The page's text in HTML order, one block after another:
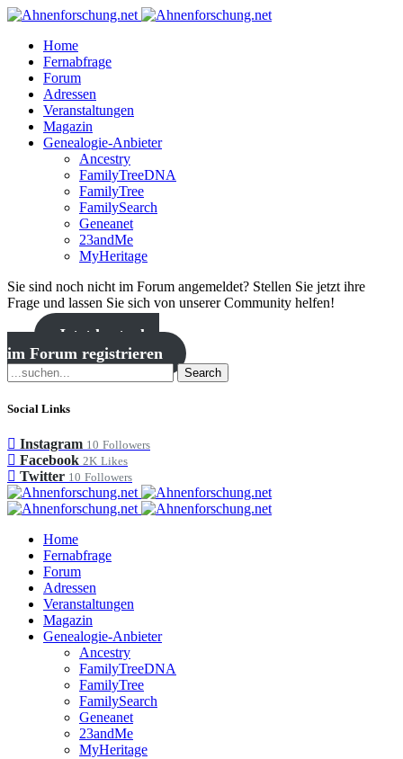
Home
Fernabfrage
Forum
Adressen
Veranstaltungen
Magazin
Genealogie-Anbieter
Ancestry
FamilyTreeDNA
FamilyTree
FamilySearch
Geneanet
23andMe
MyHeritage
Sie sind noch nicht im Forum angemeldet? Stellen Sie jetzt ihre
Frage und lassen Sie sich von unserer Community helfen!
Jetzt kostenlos
im Forum registrieren
Search
Social Links
Instagram 10 Followers
Facebook 2K Likes
Twitter 10 Followers
Home
Fernabfrage
Forum
Adressen
Veranstaltungen
Magazin
Genealogie-Anbieter
Ancestry
FamilyTreeDNA
FamilyTree
FamilySearch
Geneanet
23andMe
MyHeritage